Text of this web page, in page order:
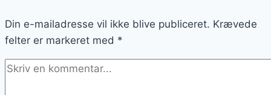
Din e-mailadresse vil ikke blive publiceret. Krævede
felter er markeret med *